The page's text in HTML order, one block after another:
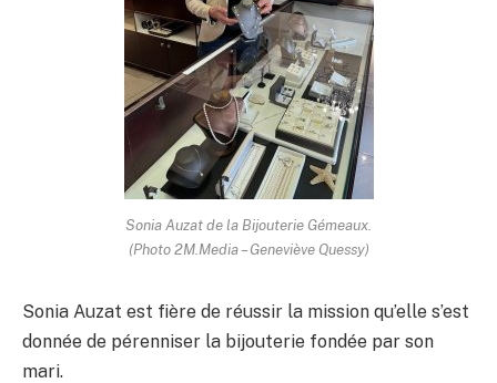
Sonia Auzat de la Bijouterie Gémeaux.
(Photo 2M.Media – Geneviève Quessy)
Sonia Auzat est fière de réussir la mission qu’elle s’est
donnée de pérenniser la bijouterie fondée par son
mari.